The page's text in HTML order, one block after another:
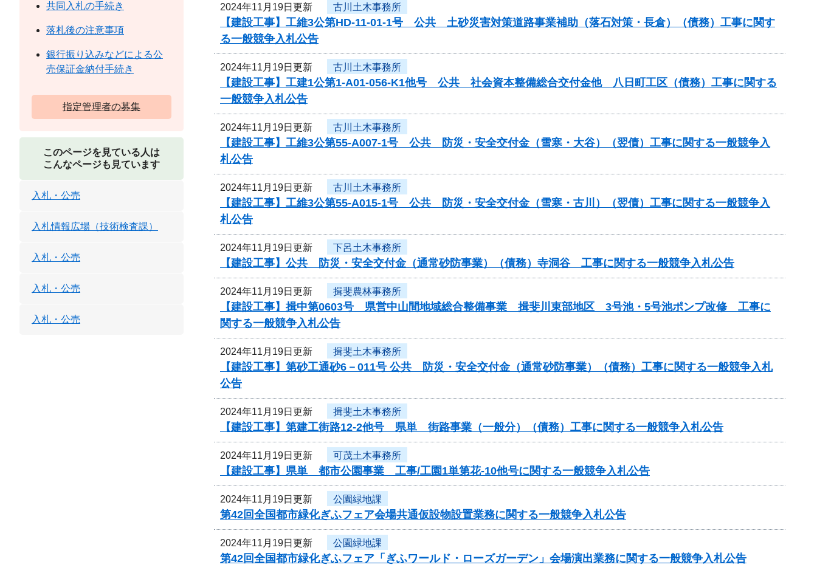
2024年11月19日更新 古川土木事務所
【建設工事】工維3公第HD-11-01-1号 公共 土砂災害対策道路事業補助（落石対策・長倉）（債務）工事に関す
る一般競争入札公告
2024年11月19日更新 古川土木事務所
【建設工事】工建1公第1-A01-056-K1他号 公共 社会資本整備総合交付金他 八日町工区（債務）工事に関する
一般競争入札公告
2024年11月19日更新 古川土木事務所
【建設工事】工維3公第55-A007-1号 公共 防災・安全交付金（雪寒・大谷）（翌債）工事に関する一般競争入
札公告
2024年11月19日更新 古川土木事務所
【建設工事】工維3公第55-A015-1号 公共 防災・安全交付金（雪寒・古川）（翌債）工事に関する一般競争入
札公告
2024年11月19日更新 下呂土木事務所
【建設工事】公共 防災・安全交付金（通常砂防事業）（債務）寺洞谷 工事に関する一般競争入札公告
2024年11月19日更新 揖斐農林事務所
【建設工事】揖中第0603号 県営中山間地域総合整備事業 揖斐川東部地区 3号池・5号池ポンプ改修 工事に
関する一般競争入札公告
2024年11月19日更新 揖斐土木事務所
【建設工事】第砂工通砂6－011号 公共 防災・安全交付金（通常砂防事業）（債務）工事に関する一般競争入札
公告
2024年11月19日更新 揖斐土木事務所
【建設工事】第建工街路12-2他号 県単 街路事業（一般分）（債務）工事に関する一般競争入札公告
2024年11月19日更新 可茂土木事務所
【建設工事】県単 都市公園事業 工事/工園1単第花-10他号に関する一般競争入札公告
2024年11月19日更新 公園緑地課
第42回全国都市緑化ぎふフェア会場共通仮設物設置業務に関する一般競争入札公告
2024年11月19日更新 公園緑地課
第42回全国都市緑化ぎふフェア「ぎふワールド・ローズガーデン」会場演出業務に関する一般競争入札公告
共同入札の手続き
落札後の注意事項
銀行振り込みなどによる公
売保証金納付手続き
指定管理者の募集
このページを見ている人は
こんなページも見ています
入札・公売
入札情報広場（技術検査課）
入札・公売
入札・公売
入札・公売